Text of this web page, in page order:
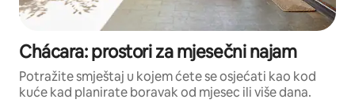
Chácara: prostori za mjesečni najam
Potražite smještaj u kojem ćete se osjećati kao kod
kuće kad planirate boravak od mjesec ili više dana.